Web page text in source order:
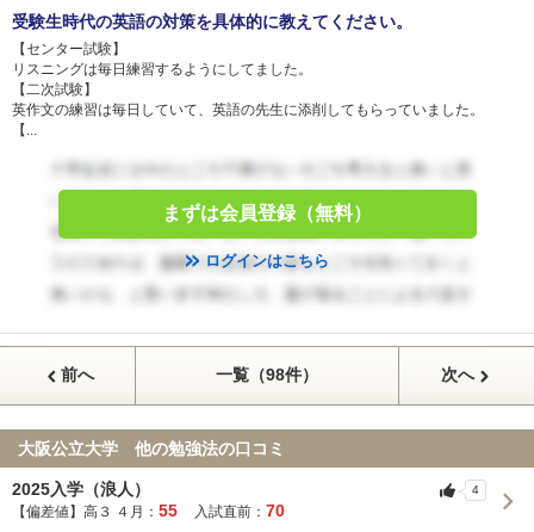
受験生時代の英語の対策を具体的に教えてください。
【センター試験】
リスニングは毎日練習するようにしてました。
【二次試験】
英作文の練習は毎日していて、英語の先生に添削してもらっていました。
【...
まずは会員登録（無料）
ログインはこちら
前へ 一覧（98件） 次へ
大阪公立大学 他の勉強法の口コミ
2025入学（浪人）
【偏差値】高３ ４月： 55 入試直前： 70
4